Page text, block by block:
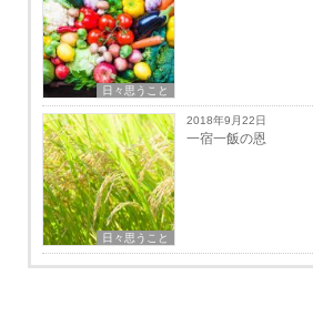
日々思うこと
日々思うこと
2018年9月22日
一宿一飯の恩